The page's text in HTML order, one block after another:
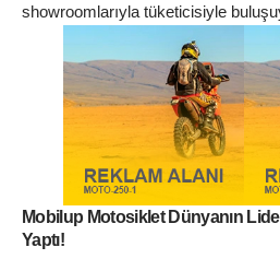
showroomlarıyla tüketicisiyle
Mobilup Motosiklet Dünyanın Lider
Yaptı!